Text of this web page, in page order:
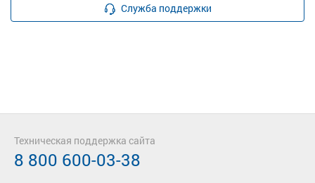
Служба поддержки
Техническая поддержка сайта
8 800 600-03-38